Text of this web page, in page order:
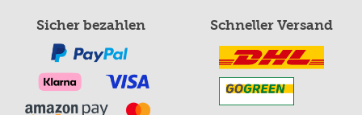
Sicher bezahlen Schneller Versand